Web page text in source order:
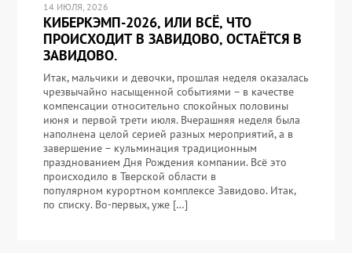
14 ИЮЛЯ, 2026
КИБЕРКЭМП-2026, ИЛИ ВСЁ, ЧТО
ПРОИСХОДИТ В ЗАВИДОВО, ОСТАЁТСЯ В
ЗАВИДОВО.
Итак, мальчики и девочки, прошлая неделя оказалась
чрезвычайно насыщенной событиями – в качестве
компенсации относительно спокойных половины
июня и первой трети июля. Вчерашняя неделя была
наполнена целой серией разных мероприятий, а в
завершение – кульминация традиционным
празднованием Дня Рождения компании. Всё это
происходило в Тверской области в
популярном курортном комплексе Завидово. Итак,
по списку. Во-первых, уже […]